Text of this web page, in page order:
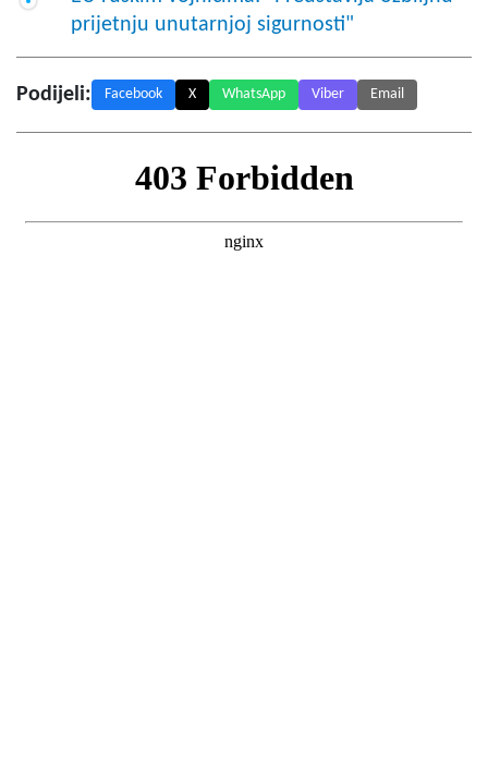
prijetnju unutarnjoj sigurnosti"
Podijeli: Facebook X WhatsApp Viber Email